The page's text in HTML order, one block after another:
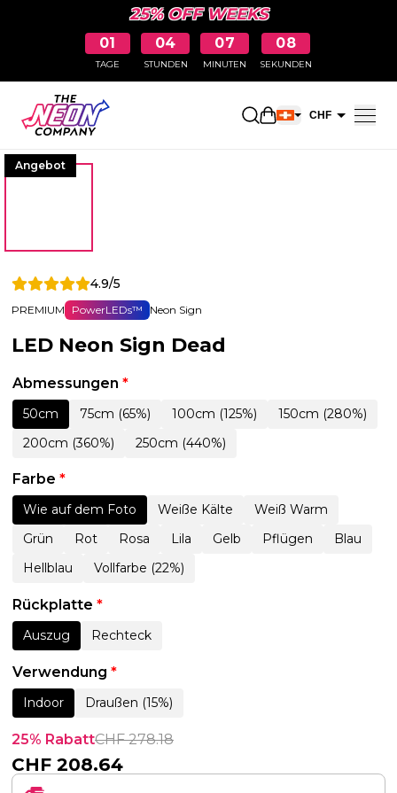
25% OFF WEEKS
01
TAGE
04
STUNDEN
07
MINUTEN
07
SEKUNDEN
Einkaufswagen
CHF
Angebot
4.9/5
PREMIUM PowerLEDs™ Neon Sign
LED Neon Sign Dead
Abmessungen *
50cm 75cm (65%) 100cm (125%)
150cm (280%)
200cm (360%)
250cm (440%)
Farbe *
Wie auf dem Foto Weiße Kälte
Weiß Warm
Grün
Rot Rosa Lila Gelb Pflügen
Blau
Hellblau
Vollfarbe (22%)
Rückplatte *
Auszug Rechteck
Verwendung *
Indoor Draußen (15%)
25% RabattCHF278.18
CHF 208.64